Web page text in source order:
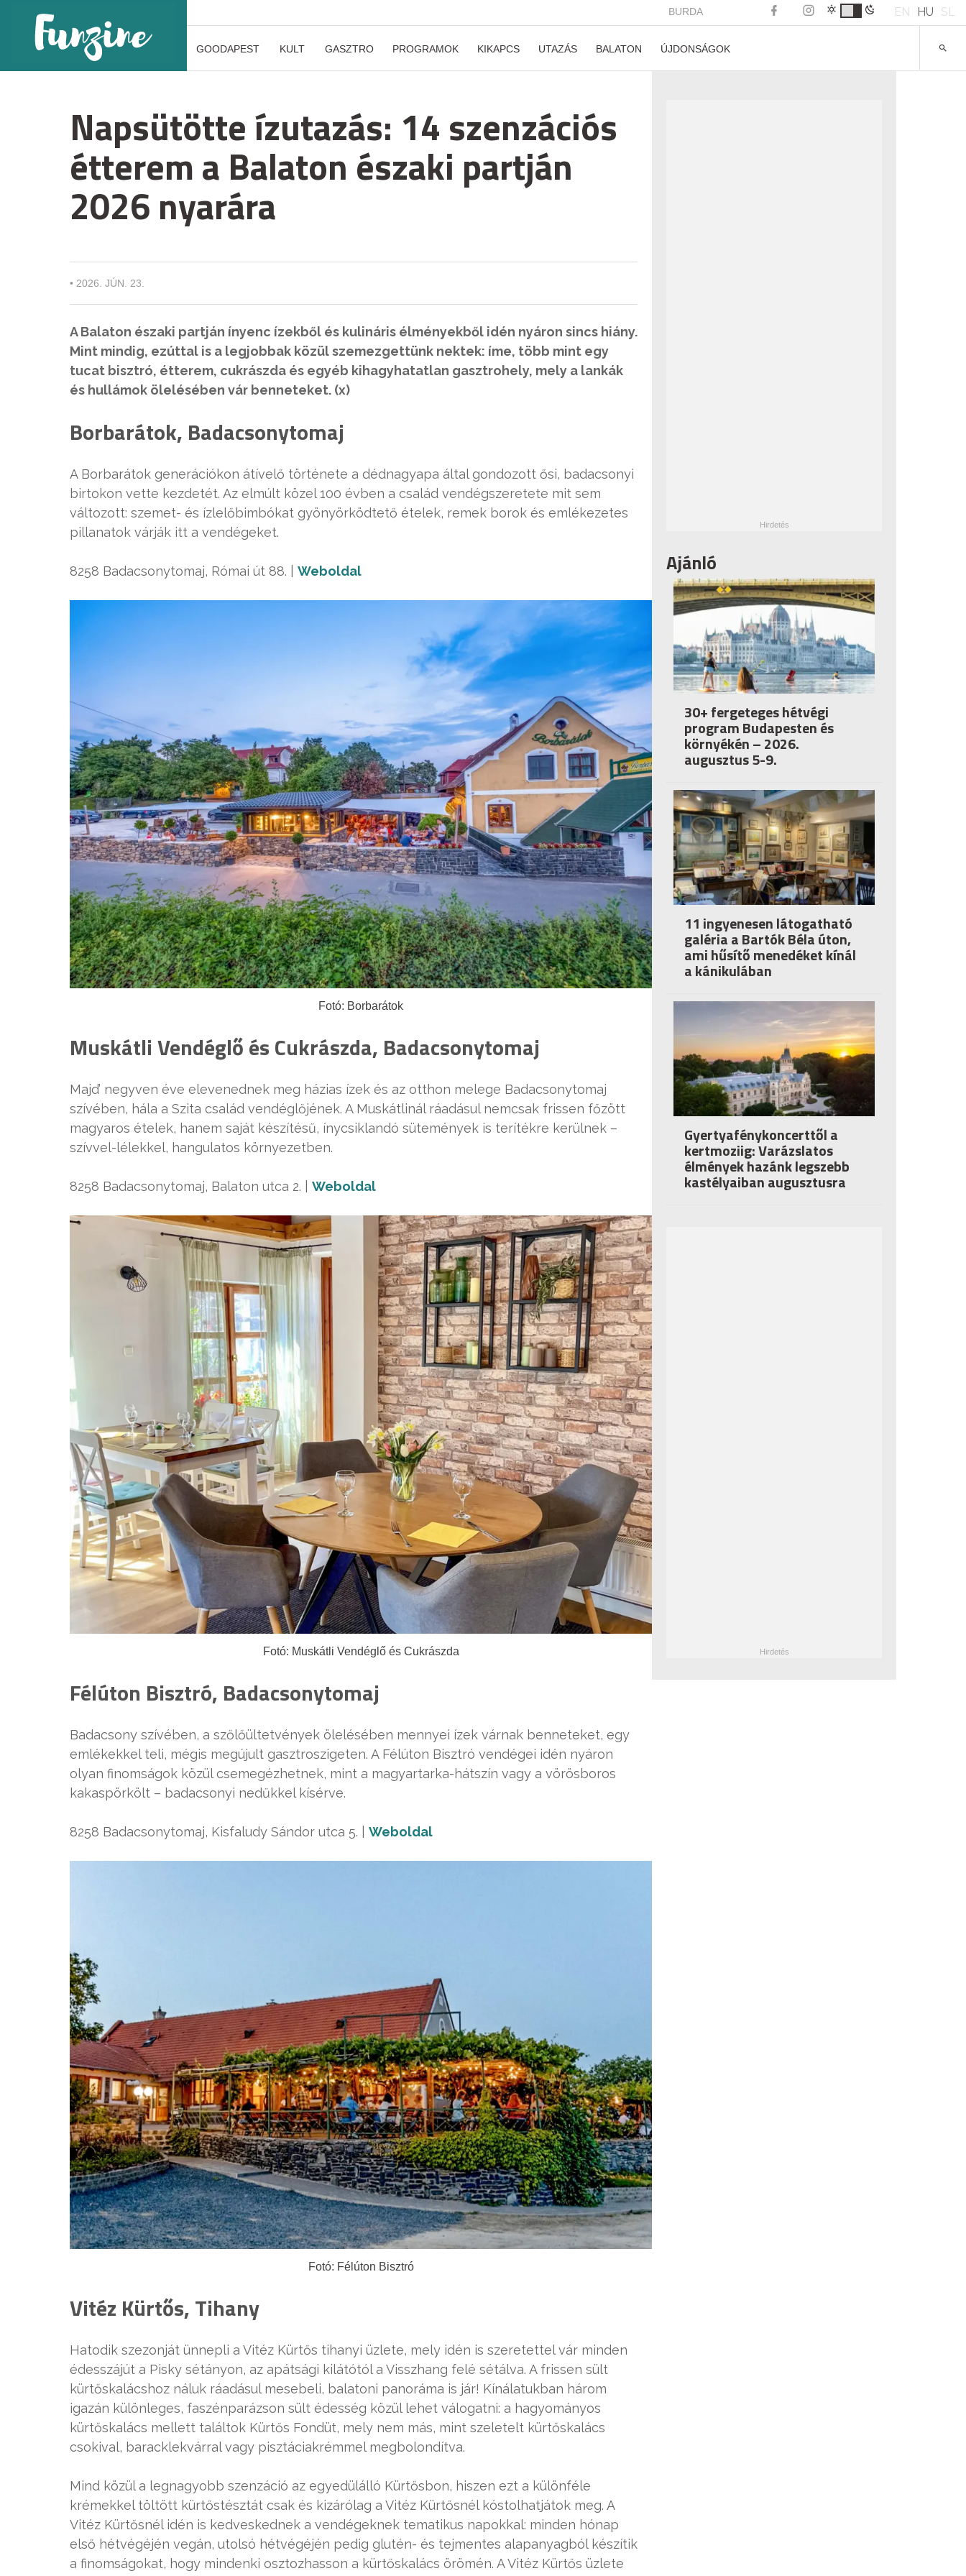
BURDA EN HU SL
GOODAPEST KULT GASZTRO PROGRAMOK KIKAPCS UTAZÁS BALATON ÚJDONSÁGOK
Napsütötte ízutazás: 14 szenzációs
étterem a Balaton északi partján
2026 nyarára
• 2026. JÚN. 23.
A Balaton északi partján ínyenc ízekből és kulináris élményekből idén nyáron sincs hiány.
Mint mindig, ezúttal is a legjobbak közül szemezgettünk nektek: íme, több mint egy
tucat bisztró, étterem, cukrászda és egyéb kihagyhatatlan gasztrohely, mely a lankák
és hullámok ölelésében vár benneteket. (x)
Borbarátok, Badacsonytomaj
A Borbarátok generációkon átívelő története a dédnagyapa által gondozott ősi, badacsonyi
birtokon vette kezdetét. Az elmúlt közel 100 évben a család vendégszeretete mit sem
változott: szemet- és ízlelőbimbókat gyönyörködtető ételek, remek borok és emlékezetes
pillanatok várják itt a vendégeket.
8258 Badacsonytomaj, Római út 88. | Weboldal
Fotó: Borbarátok
Muskátli Vendéglő és Cukrászda, Badacsonytomaj
Majd’ negyven éve elevenednek meg házias ízek és az otthon melege Badacsonytomaj
szívében, hála a Szita család vendéglőjének. A Muskátlinál ráadásul nemcsak frissen főzött
magyaros ételek, hanem saját készítésű, ínycsiklandó sütemények is terítékre kerülnek –
szívvel-lélekkel, hangulatos környezetben.
8258 Badacsonytomaj, Balaton utca 2. | Weboldal
Fotó: Muskátli Vendéglő és Cukrászda
Félúton Bisztró, Badacsonytomaj
Badacsony szívében, a szőlőültetvények ölelésében mennyei ízek várnak benneteket, egy
emlékekkel teli, mégis megújult gasztroszigeten. A Félúton Bisztró vendégei idén nyáron
olyan finomságok közül csemegézhetnek, mint a magyartarka-hátszín vagy a vörösboros
kakaspörkölt – badacsonyi nedűkkel kísérve.
8258 Badacsonytomaj, Kisfaludy Sándor utca 5. | Weboldal
Fotó: Félúton Bisztró
Vitéz Kürtős, Tihany
Hatodik szezonját ünnepli a Vitéz Kürtős tihanyi üzlete, mely idén is szeretettel vár minden
édesszájút a Pisky sétányon, az apátsági kilátótól a Visszhang felé sétálva. A frissen sült
kürtőskalácshoz náluk ráadásul mesebeli, balatoni panoráma is jár! Kínálatukban három
igazán különleges, faszénparázson sült édesség közül lehet válogatni: a hagyományos
kürtőskalács mellett találtok Kürtős Fondüt, mely nem más, mint szeletelt kürtőskalács
csokival, baracklekvárral vagy pisztáciakrémmel megbolondítva.
Mind közül a legnagyobb szenzáció az egyedülálló Kürtősbon, hiszen ezt a különféle
krémekkel töltött kürtőstésztát csak és kizárólag a Vitéz Kürtősnél kóstolhatjátok meg. A
Vitéz Kürtősnél idén is kedveskednek a vendégeknek tematikus napokkal: minden hónap
első hétvégéjén vegán, utolsó hétvégéjén pedig glutén- és tejmentes alapanyagból készítik
a finomságokat, hogy mindenki osztozhasson a kürtőskalács örömén. A Vitéz Kürtős üzlete
Ajánló
30+ fergeteges hétvégi
program Budapesten és
környékén – 2026.
augusztus 5-9.
11 ingyenesen látogatható
galéria a Bartók Béla úton,
ami hűsítő menedéket kínál
a kánikulában
Gyertyafénykoncerttől a
kertmoziig: Varázslatos
élmények hazánk legszebb
kastélyaiban augusztusra